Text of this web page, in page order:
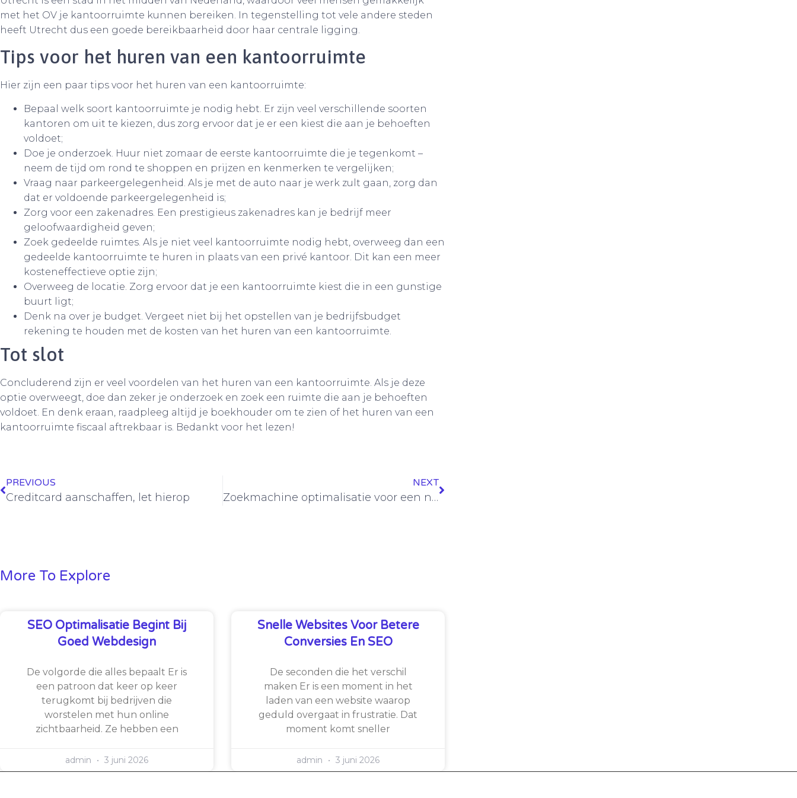
met het OV je kantoorruimte kunnen bereiken. In tegenstelling tot vele andere steden
heeft Utrecht dus een goede bereikbaarheid door haar centrale ligging.
Tips voor het huren van een kantoorruimte
Hier zijn een paar tips voor het huren van een kantoorruimte:
Bepaal welk soort kantoorruimte je nodig hebt. Er zijn veel verschillende soorten
kantoren om uit te kiezen, dus zorg ervoor dat je er een kiest die aan je behoeften
voldoet;
Doe je onderzoek. Huur niet zomaar de eerste kantoorruimte die je tegenkomt –
neem de tijd om rond te shoppen en prijzen en kenmerken te vergelijken;
Vraag naar parkeergelegenheid. Als je met de auto naar je werk zult gaan, zorg dan
dat er voldoende parkeergelegenheid is;
Zorg voor een zakenadres. Een prestigieus zakenadres kan je bedrijf meer
geloofwaardigheid geven;
Zoek gedeelde ruimtes. Als je niet veel kantoorruimte nodig hebt, overweeg dan een
gedeelde kantoorruimte te huren in plaats van een privé kantoor. Dit kan een meer
kosteneffectieve optie zijn;
Overweeg de locatie. Zorg ervoor dat je een kantoorruimte kiest die in een gunstige
buurt ligt;
Denk na over je budget. Vergeet niet bij het opstellen van je bedrijfsbudget
rekening te houden met de kosten van het huren van een kantoorruimte.
Tot slot
Concluderend zijn er veel voordelen van het huren van een kantoorruimte. Als je deze
optie overweegt, doe dan zeker je onderzoek en zoek een ruimte die aan je behoeften
voldoet. En denk eraan, raadpleeg altijd je boekhouder om te zien of het huren van een
kantoorruimte fiscaal aftrekbaar is. Bedankt voor het lezen!
PREVIOUS
Creditcard aanschaffen, let hierop
NEXT
Zoekmachine optimalisatie voor een nieuwe website
More To Explore
SEO Optimalisatie Begint Bij
Goed Webdesign
De volgorde die alles bepaalt Er is
een patroon dat keer op keer
terugkomt bij bedrijven die
worstelen met hun online
zichtbaarheid. Ze hebben een
admin 3 juni 2026
Snelle Websites Voor Betere
Conversies En SEO
De seconden die het verschil
maken Er is een moment in het
laden van een website waarop
geduld overgaat in frustratie. Dat
moment komt sneller
admin 3 juni 2026